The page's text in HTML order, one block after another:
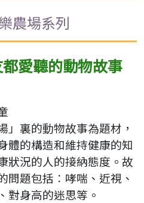
農場系列
愛聽的動物故事
」裏的動物故事為題材，
體的構造和維持健康的知
狀況的人的接納態度。故
問題包括︰哮喘、近視、
對身高的迷思等。